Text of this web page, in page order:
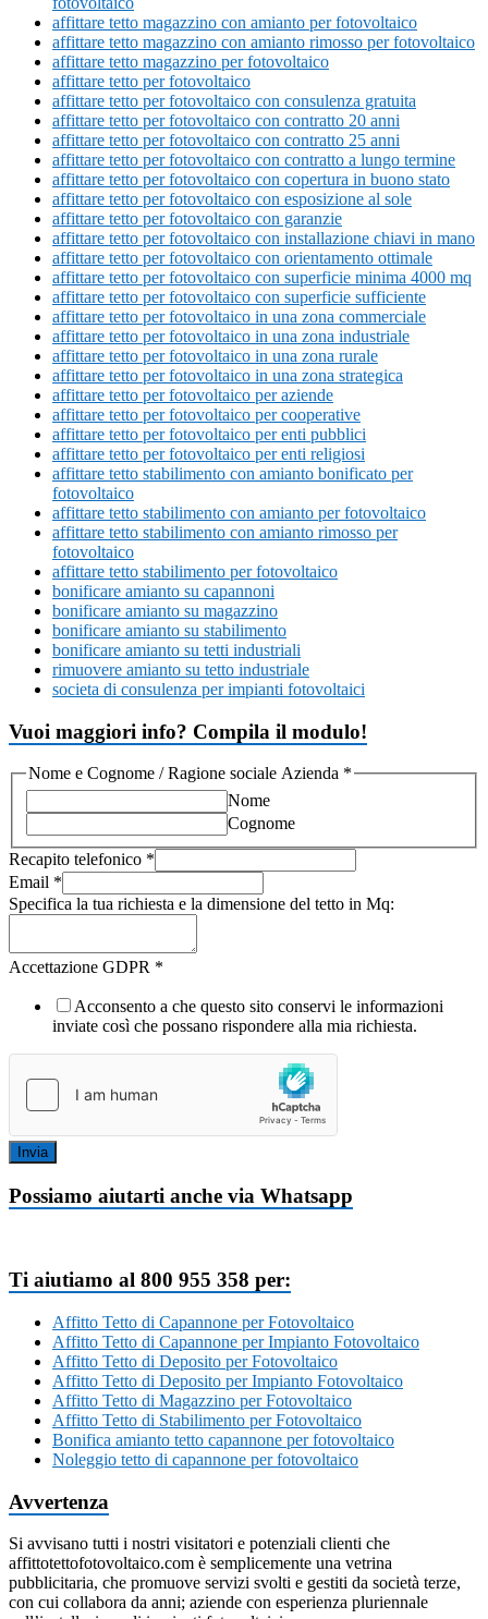
affittare tetto magazzino con amianto per fotovoltaico
affittare tetto magazzino con amianto rimosso per fotovoltaico
affittare tetto magazzino per fotovoltaico
affittare tetto per fotovoltaico
affittare tetto per fotovoltaico con consulenza gratuita
affittare tetto per fotovoltaico con contratto 20 anni
affittare tetto per fotovoltaico con contratto 25 anni
affittare tetto per fotovoltaico con contratto a lungo termine
affittare tetto per fotovoltaico con copertura in buono stato
affittare tetto per fotovoltaico con esposizione al sole
affittare tetto per fotovoltaico con garanzie
affittare tetto per fotovoltaico con installazione chiavi in mano
affittare tetto per fotovoltaico con orientamento ottimale
affittare tetto per fotovoltaico con superficie minima 4000 mq
affittare tetto per fotovoltaico con superficie sufficiente
affittare tetto per fotovoltaico in una zona commerciale
affittare tetto per fotovoltaico in una zona industriale
affittare tetto per fotovoltaico in una zona rurale
affittare tetto per fotovoltaico in una zona strategica
affittare tetto per fotovoltaico per aziende
affittare tetto per fotovoltaico per cooperative
affittare tetto per fotovoltaico per enti pubblici
affittare tetto per fotovoltaico per enti religiosi
affittare tetto stabilimento con amianto bonificato per
fotovoltaico
affittare tetto stabilimento con amianto per fotovoltaico
affittare tetto stabilimento con amianto rimosso per
fotovoltaico
affittare tetto stabilimento per fotovoltaico
bonificare amianto su capannoni
bonificare amianto su magazzino
bonificare amianto su stabilimento
bonificare amianto su tetti industriali
rimuovere amianto su tetto industriale
societa di consulenza per impianti fotovoltaici
Vuoi maggiori info? Compila il modulo!
Nome e Cognome / Ragione sociale Azienda *
Nome
Cognome
Recapito telefonico *
Email *
Specifica la tua richiesta e la dimensione del tetto in Mq:
Accettazione GDPR *
Acconsento a che questo sito conservi le informazioni
inviate così che possano rispondere alla mia richiesta.
Invia
Possiamo aiutarti anche via Whatsapp
Ti aiutiamo al 800 955 358 per:
Affitto Tetto di Capannone per Fotovoltaico
Affitto Tetto di Capannone per Impianto Fotovoltaico
Affitto Tetto di Deposito per Fotovoltaico
Affitto Tetto di Deposito per Impianto Fotovoltaico
Affitto Tetto di Magazzino per Fotovoltaico
Affitto Tetto di Stabilimento per Fotovoltaico
Bonifica amianto tetto capannone per fotovoltaico
Noleggio tetto di capannone per fotovoltaico
Avvertenza
Si avvisano tutti i nostri visitatori e potenziali clienti che
affittotettofotovoltaico.com è semplicemente una vetrina
pubblicitaria, che promuove servizi svolti e gestiti da società terze,
con cui collabora da anni; aziende con esperienza pluriennale